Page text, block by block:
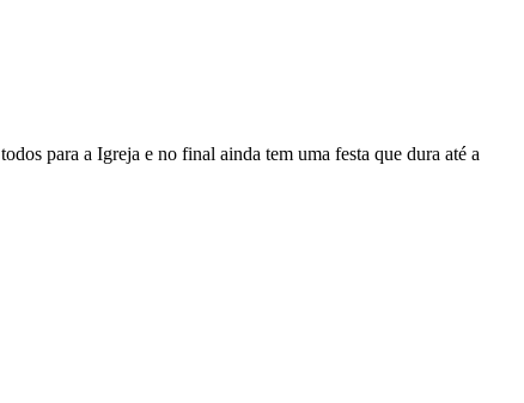
para a Igreja e no final ainda tem uma festa que dura até a